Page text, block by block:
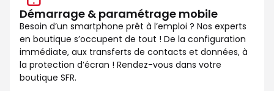
Démarrage & paramétrage mobile
Besoin d’un smartphone prêt à l’emploi ? Nos experts
en boutique s’occupent de tout ! De la configuration
immédiate, aux transferts de contacts et données, à
la protection d’écran ! Rendez-vous dans votre
boutique SFR.